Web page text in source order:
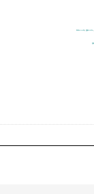
Dehxodâ, Ϣiki-En